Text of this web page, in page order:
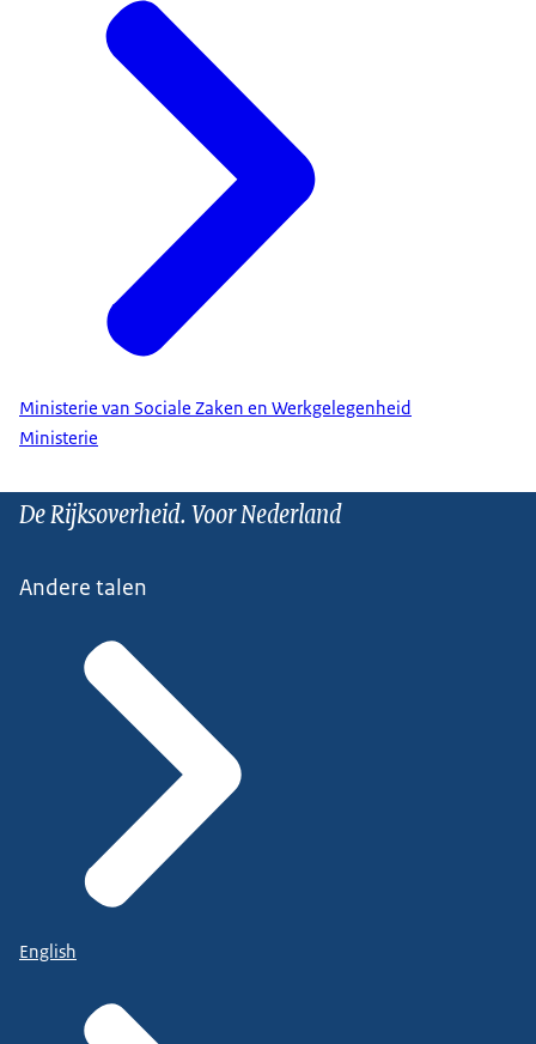
Ministerie van Sociale Zaken en Werkgelegenheid
Ministerie
De Rijksoverheid. Voor Nederland
Andere talen
English